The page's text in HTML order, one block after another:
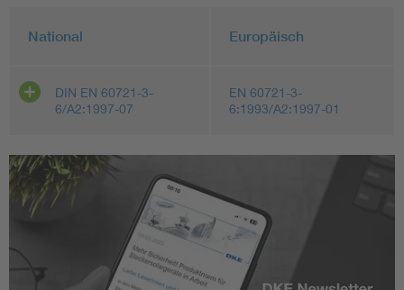
National Europäisch
DIN EN 60721-3-
6/A2:1997-07
EN 60721-3-
6:1993/A2:1997-01